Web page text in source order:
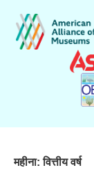
महीना:वित्तीय वर्ष